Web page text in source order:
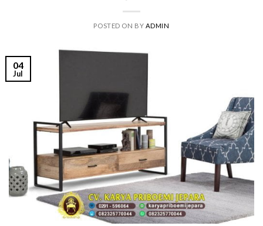
POSTED ON BY ADMIN
04
Jul